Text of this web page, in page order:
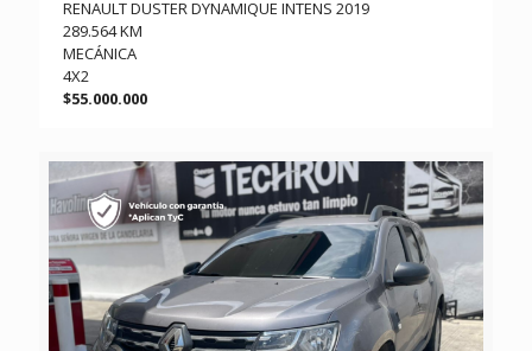
RENAULT DUSTER DYNAMIQUE INTENS 2019
289.564 KM
MECÁNICA
4X2
$55.000.000